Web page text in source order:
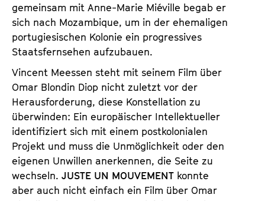
gemeinsam mit Anne-Marie Miéville begab er
sich nach Mozambique, um in der ehemaligen
portugiesischen Kolonie ein progressives
Staatsfernsehen aufzubauen.
Vincent Meessen steht mit seinem Film über
Omar Blondin Diop nicht zuletzt vor der
Herausforderung, diese Konstellation zu
überwinden: Ein europäischer Intellektueller
identifiziert sich mit einem postkolonialen
Projekt und muss die Unmöglichkeit oder den
eigenen Unwillen anerkennen, die Seite zu
wechseln. JUSTE UN MOUVEMENT konnte
aber auch nicht einfach ein Film über Omar